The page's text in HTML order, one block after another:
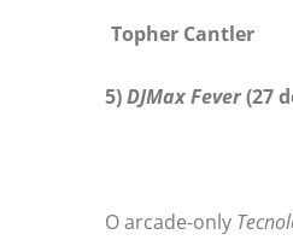
Topher Cantler
5)DJMax Fever(27
O arcade-only